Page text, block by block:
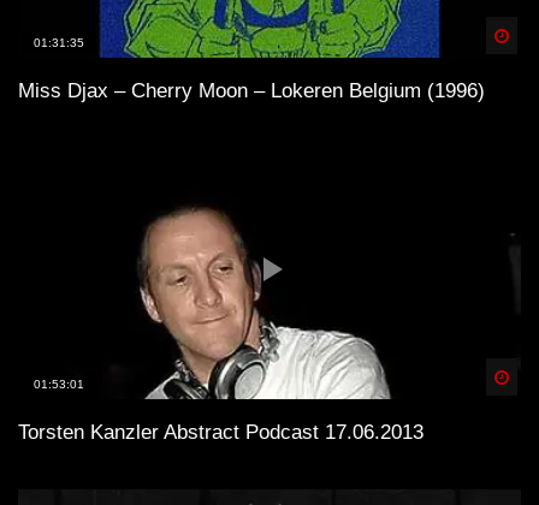
01:31:35
Miss Djax – Cherry Moon – Lokeren Belgium (1996)
01:53:01
Torsten Kanzler Abstract Podcast 17.06.2013